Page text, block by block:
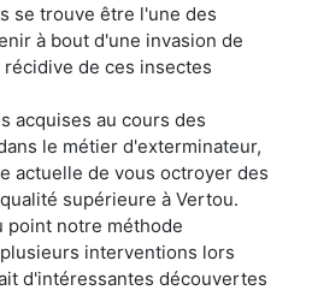
se trouve être l'une des
à bout d'une invasion de
de ces insectes
acquises au cours des
le métier d'exterminateur,
actuelle de vous octroyer des
supérieure à Vertou.
point notre méthode
interventions lors
d'intéressantes découvertes